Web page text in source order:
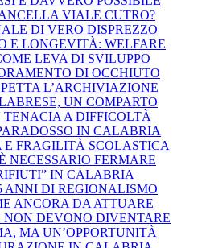
VIALE CUTRO?
DI VERO DISPREZZO
E LONGEVITÀ: WELFARE
LEVA DI SVILUPPO
DI OCCHIUTO
L’ARCHIVIAZIONE
UN COMPARTO
TENACIA A DIFFICOLTÀ
IN CALABRIA
E FRAGILITÀ SCOLASTICA
NECESSARIO FERMARE
IN CALABRIA
ANNI DI REGIONALISMO
ANCORA DA ATTUARE
NON DEVONO DIVENTARE
MA UN’OPPORTUNITÀ